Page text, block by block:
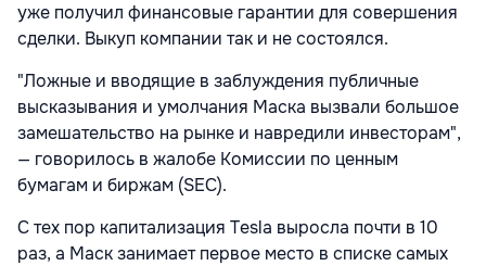
уже получил финансовые гарантии для совершения
сделки. Выкуп компании так и не состоялся.
"Ложные и вводящие в заблуждения публичные
высказывания и умолчания Маска вызвали большое
замешательство на рынке и навредили инвесторам",
— говорилось в жалобе Комиссии по ценным
бумагам и биржам (SEC).
С тех пор капитализация Tesla выросла почти в 10
раз, а Маск занимает первое место в списке самых